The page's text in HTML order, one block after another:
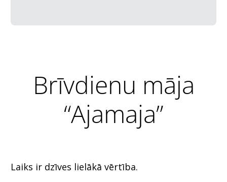
Brīvdienu māja
“Ajamaja”
Laiks ir dzīves lielākā vērtība.